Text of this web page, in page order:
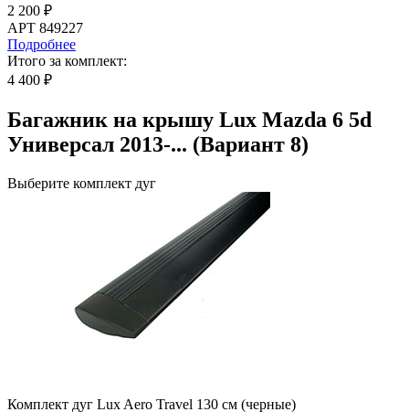
2 200 ₽
АРТ 849227
Подробнее
Итого за комплект:
4 400 ₽
Багажник на крышу Lux Mazda 6 5d
Универсал 2013-... (Вариант 8)
Выберите комплект дуг
Комплект дуг Lux Aero Travel 130 см (черные)